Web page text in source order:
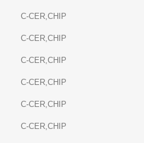
C-CER,CHIP
C-CER,CHIP
C-CER,CHIP
C-CER,CHIP
C-CER,CHIP
C-CER,CHIP